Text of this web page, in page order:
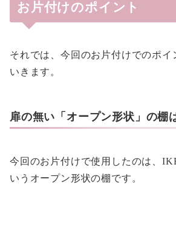
お片付けのポイント
それでは、今回のお片付けでのポイ
いきます。
扉の無い「オープン形状」の棚
今回のお片付けで使用したのは、
いうオープン形状の棚です。